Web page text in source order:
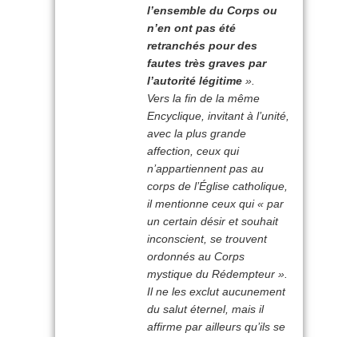
l’ensemble du Corps ou
n’en ont pas été
retranchés pour des
fautes très graves par
l’autorité légitime ».
Vers la fin de la même
Encyclique, invitant à l’unité,
avec la plus grande
affection, ceux qui
n’appartiennent pas au
corps de l’Église catholique,
il mentionne ceux qui « par
un certain désir et souhait
inconscient, se trouvent
ordonnés au Corps
mystique du Rédempteur ».
Il ne les exclut aucunement
du salut éternel, mais il
affirme par ailleurs qu’ils se